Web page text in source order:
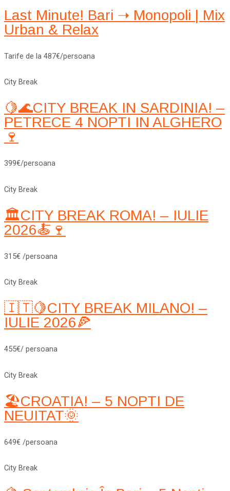
Last Minute! Bari ➝ Monopoli | Mix
Urban & Relax
Tarife de la 487€/persoana
City Break
🍋🌊CITY BREAK IN SARDINIA! –
PETRECE 4 NOPTI IN ALGHERO
🍷
399€/persoana
City Break
🏛️CITY BREAK ROMA! – IULIE
2026🍝🍷
315€ /persoana
City Break
🇮🇹🍋CITY BREAK MILANO! –
IULIE 2026🍕
455€/ persoana
City Break
🏖️CROATIA! – 5 NOPTI DE
NEUITAT🌞
649€ /persoana
City Break